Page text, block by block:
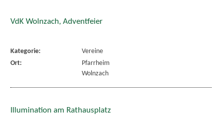
VdK Wolnzach, Adventfeier
Kategorie:
Vereine
Ort:
Pfarrheim
Wolnzach
Illumination am Rathausplatz